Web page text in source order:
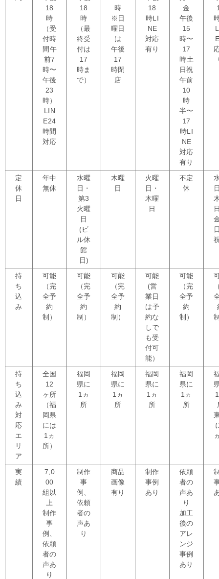
18
時
（受
付時
間午
前7
時〜
午後
23
時）
LIN
E24
時間
対応
18
時
（最
終受
付は
17
時ま
で）
時
※日
曜日
は
午後
17
時閉
店
18
時LI
NE
対応
有り
金
午後
15
時〜
17
時土
日祝
午前
10
時
半〜
17
時LI
NE
対応
有り
定
休
日
年中
無休
水曜
日・
第3
火曜
日
(ビ
ル休
館
日)
木曜
日
火曜
日・
木曜
日
不定
休
持
ち
込
み
可能
（完
全予
約
制）
可能
（完
全予
約
制）
可能
（完
全予
約
制）
可能
(営
業日
は予
約な
しで
も受
付可
能）
可能
（完
全予
約
制）
持
ち
込
み
対
応
エ
リ
ア
全国
12
ヶ所
（福
岡県
には
1ヵ
所）
福岡
県に
1ヵ
所
福岡
県に
1ヵ
所
福岡
県に
1ヵ
所
福岡
県に
1ヵ
所
実
績
7,0
00
組以
上
制作
事
例、
依頼
者の
声あ
り
制作
事
例、
依頼
者の
声あ
り
商品
画像
有り
制作
事例
あり
依頼
者の
声あ
り
加工
後の
アレ
ンジ
事例
あり